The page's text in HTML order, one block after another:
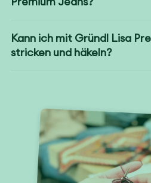
Kann ich mit Gründl Lisa
stricken und häkeln?